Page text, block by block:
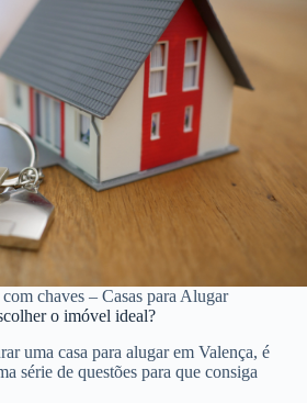
chaves – Casas para Alugar
o imóvel ideal?
uma casa para alugar em Valença, é
série de questões para que consiga